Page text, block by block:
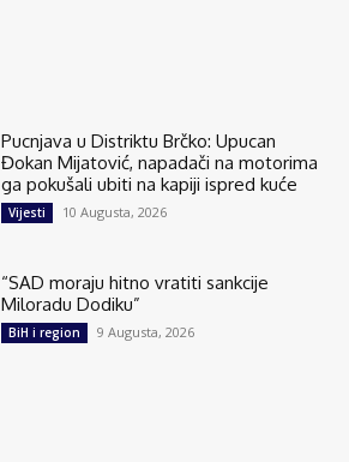
Pucnjava u Distriktu Brčko: Upucan
Đokan Mijatović, napadači na motorima
ga pokušali ubiti na kapiji ispred kuće
Vijesti 10 Augusta, 2026
“SAD moraju hitno vratiti sankcije
Miloradu Dodiku”
BiH i region 9 Augusta, 2026